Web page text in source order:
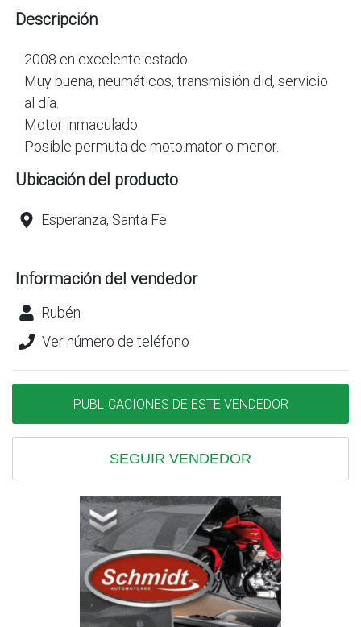
Descripción
2008 en excelente estado.
Muy buena, neumáticos, transmisión did, servicio
al día.
Motor inmaculado.
Posible permuta de moto.mator o menor.
Ubicación del producto
Esperanza, Santa Fe
Información del vendedor
Rubén
Ver número de teléfono
PUBLICACIONES DE ESTE VENDEDOR
SEGUIR VENDEDOR